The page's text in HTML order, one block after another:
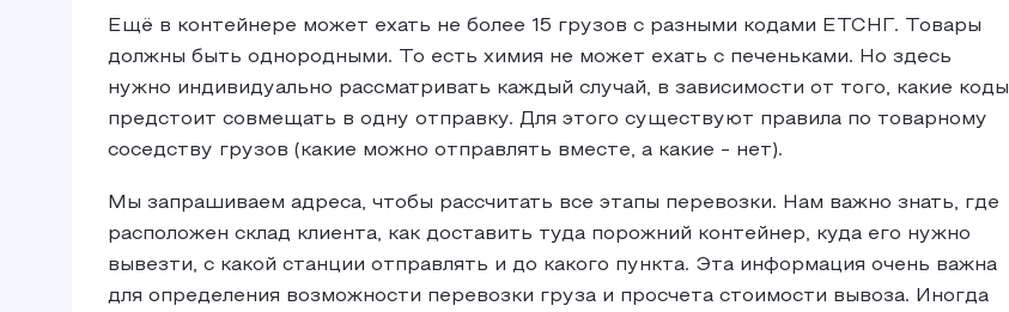
Ещё в контейнере может ехать не более 15 грузов с разными кодами ЕТСНГ. Товары
должны быть однородными. То есть химия не может ехать с печеньками. Но здесь
нужно индивидуально рассматривать каждый случай, в зависимости от того, какие коды
предстоит совмещать в одну отправку. Для этого существуют правила по товарному
соседству грузов (какие можно отправлять вместе, а какие - нет).
Мы запрашиваем адреса, чтобы рассчитать все этапы перевозки. Нам важно знать, где
расположен склад клиента, как доставить туда порожний контейнер, куда его нужно
вывезти, с какой станции отправлять и до какого пункта. Эта информация очень важна
для определения возможности перевозки груза и просчета стоимости вывоза. Иногда